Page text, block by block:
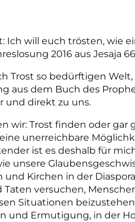
Ich will euch trösten, wie
2016 aus Jesaja
Trost so bedürftigen
aus dem Buch des
und direkt zu uns.
wir: Trost finden oder gar
unerreichbare
ist es deshalb für
unsere
und Kirchen in der
Taten versuchen,
Situationen
und Ermutigung, in der